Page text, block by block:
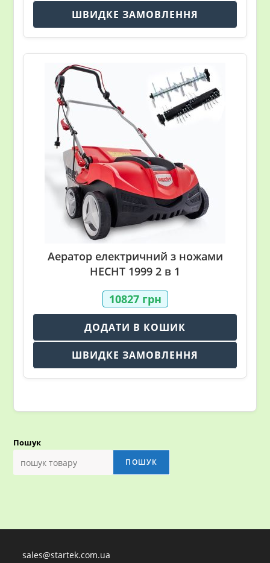
ШВИДКЕ ЗАМОВЛЕННЯ
Аератор електричний з ножами
HECHT 1999 2 в 1
10827 грн
ДОДАТИ В КОШИК
ШВИДКЕ ЗАМОВЛЕННЯ
Пошук
ПОШУК
sales@startek.com.ua